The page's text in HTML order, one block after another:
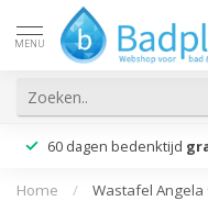
MENU
60 dagen bedenktijd
Home / Wastafel Angela